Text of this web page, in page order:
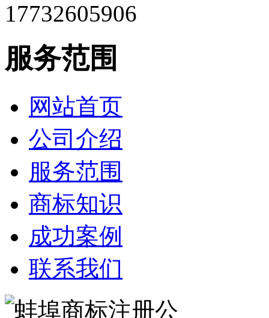
17732605906
服务范围
网站首页
公司介绍
服务范围
商标知识
成功案例
联系我们